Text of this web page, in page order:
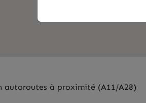
autoroutes à proximité (A11/A28)